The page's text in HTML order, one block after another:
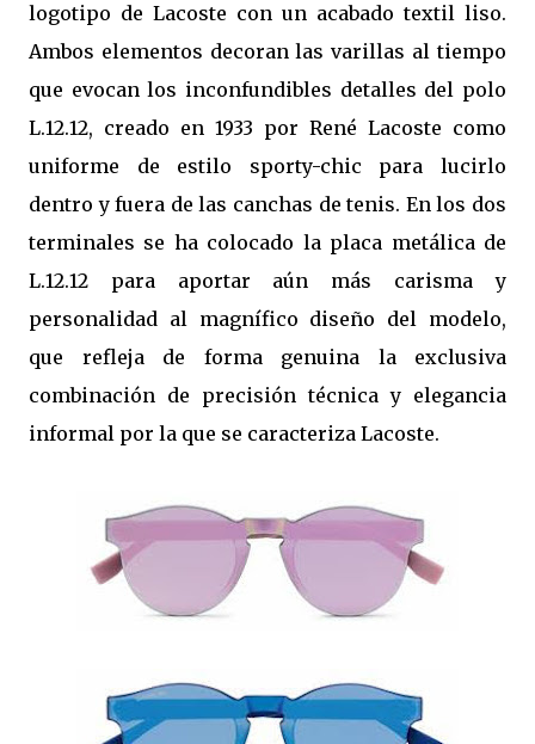
logotipo de Lacoste con un acabado textil liso.
Ambos elementos decoran las varillas al tiempo
que evocan los inconfundibles detalles del polo
L.12.12, creado en 1933 por René Lacoste como
uniforme de estilo sporty-chic para lucirlo
dentro y fuera de las canchas de tenis. En los dos
terminales se ha colocado la placa metálica de
L.12.12 para aportar aún más carisma y
personalidad al magnífico diseño del modelo,
que refleja de forma genuina la exclusiva
combinación de precisión técnica y elegancia
informal por la que se caracteriza Lacoste.